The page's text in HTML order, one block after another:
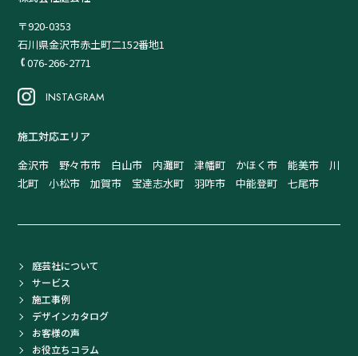
〒920-0353
石川県金沢市赤土町二152番地1
076-266-2771
INSTAGRAM
施工対応エリア
金沢市 野々市市 白山市 内灘町 津幡町 かほく市 能美市 川
北町 小松市 加賀市 宝達志水町 羽咋市 中能登町 七尾市
庭芸社について
サービス
施工事例
デザインカタログ
お客様の声
お役立ちコラム